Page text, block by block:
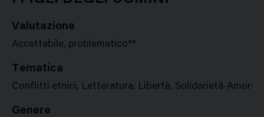
Valutazione
Accettabile, problematico**
Tematica
Conflitti etnici, Letteratura, Libertà, Solidarietà-Amore,
Genere